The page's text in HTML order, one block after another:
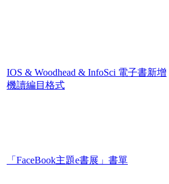
IOS & Woodhead & InfoSci 電子書新增
機讀編目格式
「FaceBook主題e書展」書單